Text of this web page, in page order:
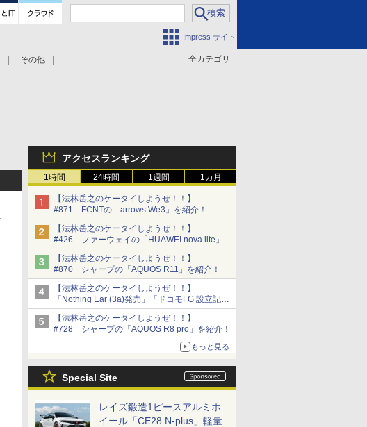
Impress サイト
全カテゴリ
その他
アクセスランキング
1時間 24時間 1週間 1カ月
【法林岳之のケータイしようぜ！！】
#871 FCNTの「arrows We3」を紹介！
【法林岳之のケータイしようぜ！！】
#426 ファーウェイの「HUAWEI nova lite」を
紹介！
【法林岳之のケータイしようぜ！！】
#870 シャープの「AQUOS R11」を紹介！
【法林岳之のケータイしようぜ！！】
「Nothing Ear (3a)発売」「ドコモFG 設立記者
会見」
【法林岳之のケータイしようぜ！！】
#728 シャープの「AQUOS R8 pro」を紹介！
もっと見る
Special Site
レイズ鍛造1ピースアルミホ
イール「CE28 N-plus」軽量